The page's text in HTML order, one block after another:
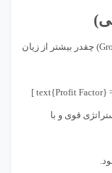
این معیار نشان می‌دهد که سود ناخالص (Gross Profit) چقدر بیشتر از زیان
قوی و با